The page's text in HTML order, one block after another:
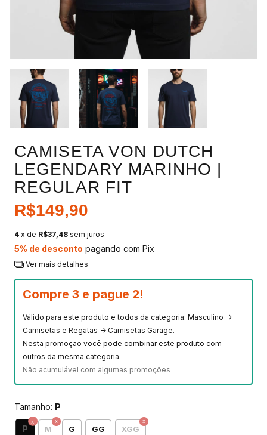
CAMISETA VON DUTCH
LEGENDARY MARINHO |
REGULAR FIT
R$149,90
4 x de R$37,48 sem juros
5% de desconto pagando com Pix
Ver mais detalhes
Compre 3 e pague 2!
Válido para este produto e todos da categoria: Masculino ->
Camisetas e Regatas -> Camisetas Garage.
Nesta promoção você pode combinar este produto com
outros da mesma categoria.
Não acumulável com algumas promoções
Tamanho: P
P M G GG XGG